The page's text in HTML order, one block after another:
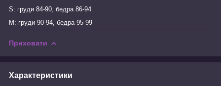
S: груди 84-90, бедра 86-94
М: груди 90-94, бедра 95-99
Приховати
Характеристики